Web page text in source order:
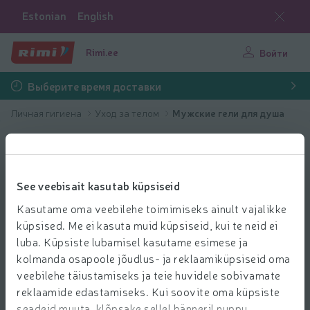
See veebisait kasutab küpsiseid
Kasutame oma veebilehe toimimiseks ainult vajalikke
küpsised. Me ei kasuta muid küpsiseid, kui te neid ei
luba. Küpsiste lubamisel kasutame esimese ja
kolmanda osapoole jõudlus- ja reklaamiküpsiseid oma
veebilehe täiustamiseks ja teie huvidele sobivamate
reklaamide edastamiseks. Kui soovite oma küpsiste
Estonian English
Rimi.ee Войти
Выберите время доставки
Личная гигиена Уход за телом Мужские гели для душа